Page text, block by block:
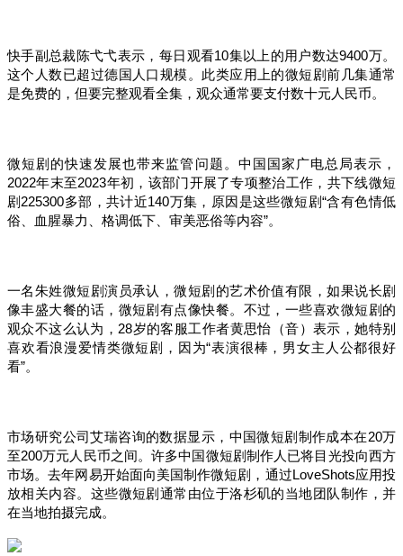
快手副总裁陈弋弋表示，每日观看10集以上的用户数达9400万。
这个人数已超过德国人口规模。此类应用上的微短剧前几集通常
是免费的，但要完整观看全集，观众通常要支付数十元人民币。
微短剧的快速发展也带来监管问题。中国国家广电总局表示，
2022年末至2023年初，该部门开展了专项整治工作，共下线微短
剧225300多部，共计近140万集，原因是这些微短剧“含有色情低
俗、血腥暴力、格调低下、审美恶俗等内容”。
一名朱姓微短剧演员承认，微短剧的艺术价值有限，如果说长剧
像丰盛大餐的话，微短剧有点像快餐。不过，一些喜欢微短剧的
观众不这么认为，28岁的客服工作者黄思怡（音）表示，她特别
喜欢看浪漫爱情类微短剧，因为“表演很棒，男女主人公都很好
看”。
市场研究公司艾瑞咨询的数据显示，中国微短剧制作成本在20万
至200万元人民币之间。许多中国微短剧制作人已将目光投向西方
市场。去年网易开始面向美国制作微短剧，通过LoveShots应用投
放相关内容。这些微短剧通常由位于洛杉矶的当地团队制作，并
在当地拍摄完成。